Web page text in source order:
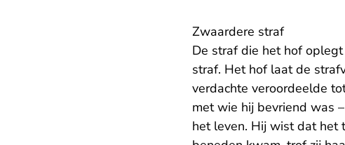
Zwaardere straf
De straf die het hof
straf. Het hof laat de
verdachte veroordeelde
met wie hij bevriend was
het leven. Hij wist dat het